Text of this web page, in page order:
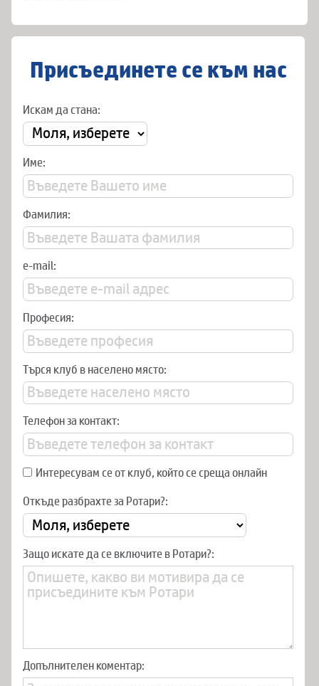
Присъединете се към нас
Искам да стана:
Име:
Фамилия:
e-mail:
Професия:
Търся клуб в населено място:
Телефон за контакт:
Интересувам се от клуб, който се среща онлайн
Откъде разбрахте за Ротари?:
Защо искате да се включите в Ротари?:
Допълнителен коментар: